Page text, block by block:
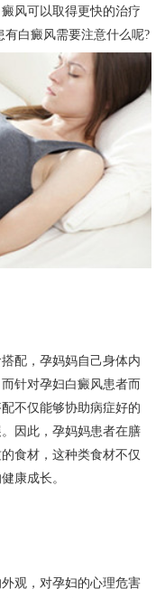
风可以取得更快的治疗
白癜风需要注意什么呢?
配，孕妈妈自己身体内
针对孕妇白癜风患者而
不仅能够协助病症好的
因此，孕妈妈患者在膳
食材，这种类食材不仅
康成长。
观，对孕妇的心理危害